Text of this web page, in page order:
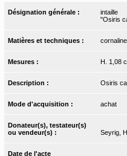
Désignation générale :
intaille
"Osiris
Matières et techniques : cornaline
Mesures : H. 1,08
Description : Osiris
Mode d'acquisition : achat
Donateur(s), testateur(s)
ou vendeur(s) :
Seyrig,
Date de l'acte